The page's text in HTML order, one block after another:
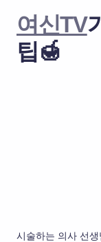
여신TV
팁🍯
시술하는 의사 선